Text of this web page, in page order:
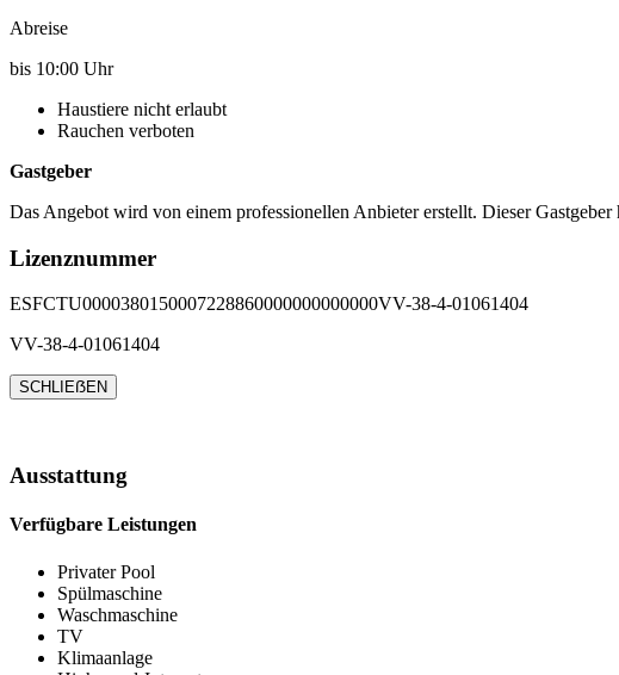
Abreise
bis 10:00 Uhr
Haustiere nicht erlaubt
Rauchen verboten
Gastgeber
Das Angebot wird von einem professionellen Anbieter erstellt. Dieser
Lizenznummer
ESFCTU0000380150007228860000000000000VV-38-4-01061404
VV-38-4-01061404
SCHLIEẞEN
Ausstattung
Verfügbare Leistungen
Privater Pool
Spülmaschine
Waschmaschine
TV
Klimaanlage